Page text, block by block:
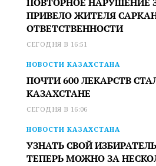
ПРИВЕЛО ЖИТЕЛЯ
ОТВЕТСТВЕННОСТИ
СЕГОДНЯ В 16:51
НОВОСТИ КАЗАХСТАНА
ПОЧТИ 600 ЛЕКАРСТВ
КАЗАХСТАНЕ
СЕГОДНЯ В 16:06
НОВОСТИ КАЗАХСТАНА
УЗНАТЬ СВОЙ
ТЕПЕРЬ МОЖНО ЗА